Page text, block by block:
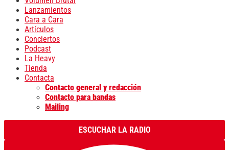
Lanzamientos
Cara a Cara
Artículos
Conciertos
Podcast
La Heavy
Tienda
Contacta
Contacto general y redacción
Contacto para bandas
Mailing
ESCUCHAR LA RADIO